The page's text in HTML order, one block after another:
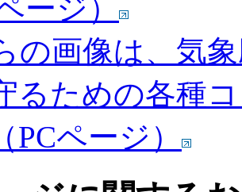
ージ）
の画像は、気
るための各種
PCページ）